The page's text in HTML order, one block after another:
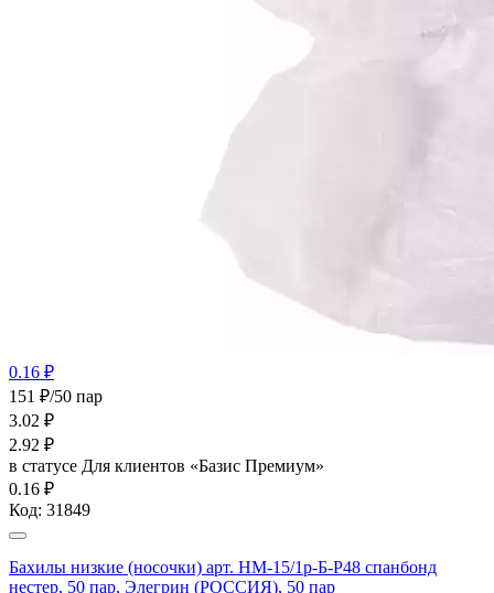
0.16 ₽
151 ₽/50 пар
3.02 ₽
2.92 ₽
в статусе Для клиентов «Базис Премиум»
0.16 ₽
Код: 31849
Бахилы низкие (носочки) арт. НМ-15/1р-Б-Р48 спанбонд
нестер, 50 пар, Элегрин (РОССИЯ), 50 пар